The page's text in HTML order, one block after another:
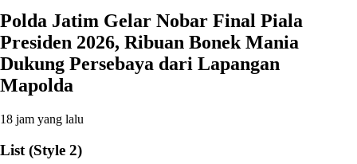
Polda Jatim Gelar Nobar Final Piala
Presiden 2026, Ribuan Bonek Mania
Dukung Persebaya dari Lapangan
Mapolda
18 jam yang lalu
List (Style 2)